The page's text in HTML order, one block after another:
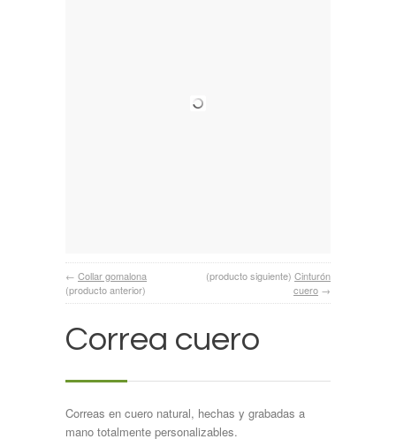
← Collar gomalona
(producto anterior)
(producto siguiente) Cinturón
cuero →
Correa cuero
Correas en cuero natural, hechas y grabadas a
mano totalmente personalizables.